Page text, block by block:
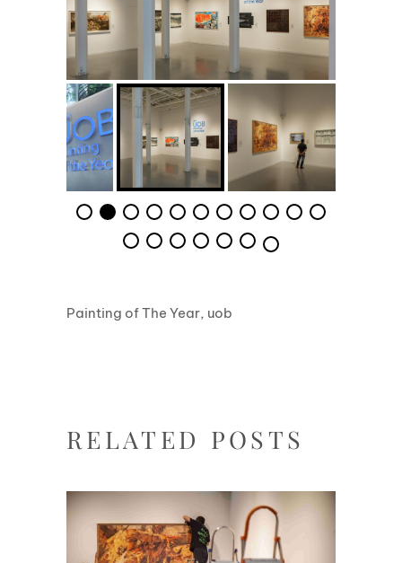
Painting of The Year, uob
RELATED POSTS